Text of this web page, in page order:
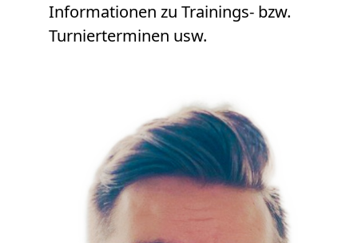
Informationen zu Trainings- bzw.
Turnierterminen usw.